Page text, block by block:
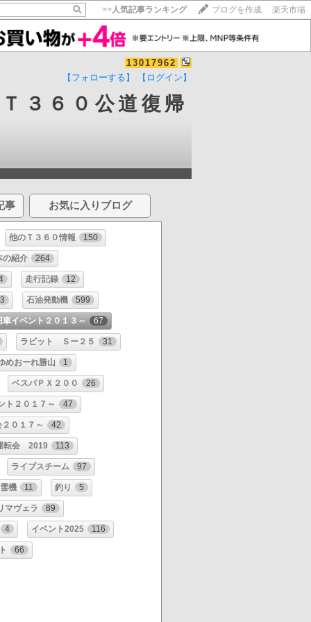
>>人気記事ランキング ブログを作成 楽天市場
13017962
【フォローする】 【ログイン】
３６０公道復帰
事 お気に入りブログ
他のＴ３６０情報 150
の紹介 264
走行記録 12
3 石油発動機 599
車イベント２０１３～ 67
ラビット Ｓー２５ 31
めおーれ勝山 1
ベスパＰＸ２００ 26
ト２０１７～ 47
０１７～ 42
転会 2019 113
ライブスチーム 97
機 11 釣り 5
マヴェラ 89
4 イベント2025 116
66